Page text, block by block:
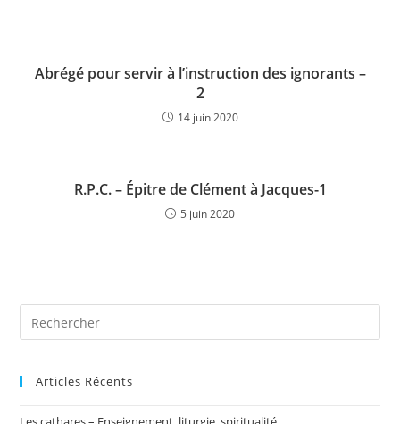
Abrégé pour servir à l’instruction des ignorants –
2
14 juin 2020
R.P.C. – Épitre de Clément à Jacques-1
5 juin 2020
Articles Récents